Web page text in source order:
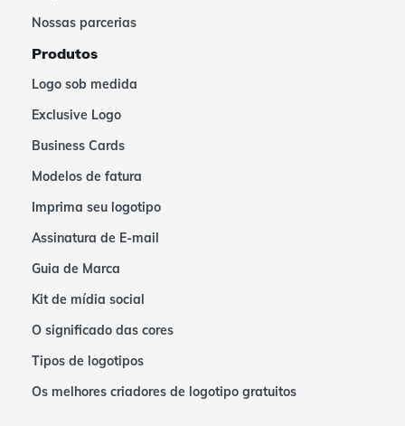
Nossas parcerias
Produtos
Logo sob medida
Exclusive Logo
Business Cards
Modelos de fatura
Imprima seu logotipo
Assinatura de E-mail
Guia de Marca
Kit de mídia social
O significado das cores
Tipos de logotipos
Os melhores criadores de logotipo gratuitos